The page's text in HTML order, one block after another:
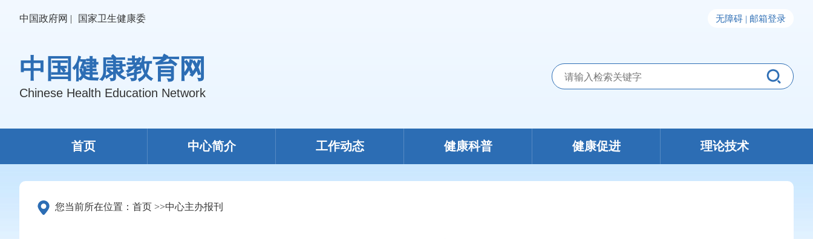
中国政府网 | 国家卫生健康委 无障碍 | 邮箱登录
中国健康教育网
Chinese Health Education Network
首页 中心简介 工作动态 健康科普 健康促进 理论技术
您当前所在位置： 首页 >>中心主办报刊